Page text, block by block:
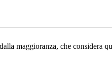
maggioranza, che considera